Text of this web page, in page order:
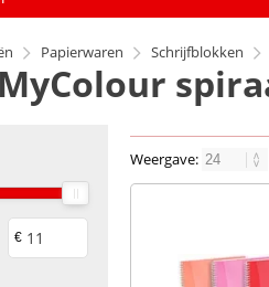
Papierwaren Schrijfblokken
€
Weergave: